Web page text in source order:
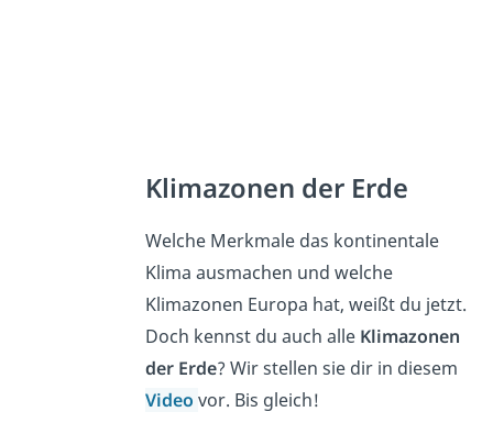
Klimazonen der Erde
Welche Merkmale das kontinentale
Klima ausmachen und welche
Klimazonen Europa hat, weißt du jetzt.
Doch kennst du auch alle Klimazonen
der Erde? Wir stellen sie dir in diesem
Videovor. Bis gleich!